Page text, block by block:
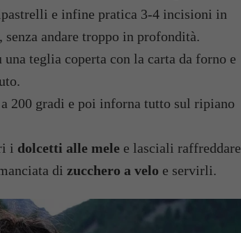
e infine pratica 3-4 incisioni in
andare troppo in profondità.
una teglia coperta con la carta da forno e
200 gradi e poi inforna tutto sul ripiano
i dolcetti alle mele e lasciali raffreddare
di zucchero a velo e servirli.